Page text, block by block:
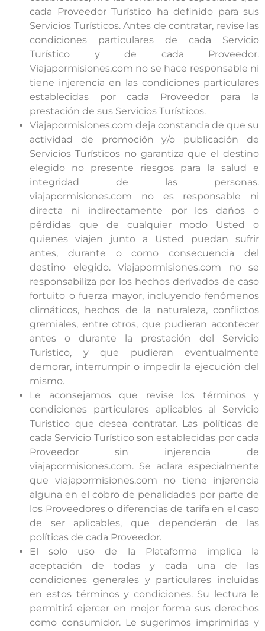
cada Proveedor Turístico ha definido para sus
Servicios Turísticos. Antes de contratar, revise las
condiciones particulares de cada Servicio
Turístico y de cada Proveedor.
Viajapormisiones.com no se hace responsable ni
tiene injerencia en las condiciones particulares
establecidas por cada Proveedor para la
prestación de sus Servicios Turísticos.
Viajapormisiones.com deja constancia de que su
actividad de promoción y/o publicación de
Servicios Turísticos no garantiza que el destino
elegido no presente riesgos para la salud e
integridad de las personas.
viajapormisiones.com no es responsable ni
directa ni indirectamente por los daños o
pérdidas que de cualquier modo Usted o
quienes viajen junto a Usted puedan sufrir
antes, durante o como consecuencia del
destino elegido. Viajapormisiones.com no se
responsabiliza por los hechos derivados de caso
fortuito o fuerza mayor, incluyendo fenómenos
climáticos, hechos de la naturaleza, conflictos
gremiales, entre otros, que pudieran acontecer
antes o durante la prestación del Servicio
Turístico, y que pudieran eventualmente
demorar, interrumpir o impedir la ejecución del
mismo.
Le aconsejamos que revise los términos y
condiciones particulares aplicables al Servicio
Turístico que desea contratar. Las políticas de
cada Servicio Turístico son establecidas por cada
Proveedor sin injerencia de
viajapormisiones.com. Se aclara especialmente
que viajapormisiones.com no tiene injerencia
alguna en el cobro de penalidades por parte de
los Proveedores o diferencias de tarifa en el caso
de ser aplicables, que dependerán de las
políticas de cada Proveedor.
El solo uso de la Plataforma implica la
aceptación de todas y cada una de las
condiciones generales y particulares incluidas
en estos términos y condiciones. Su lectura le
permitirá ejercer en mejor forma sus derechos
como consumidor. Le sugerimos imprimirlas y